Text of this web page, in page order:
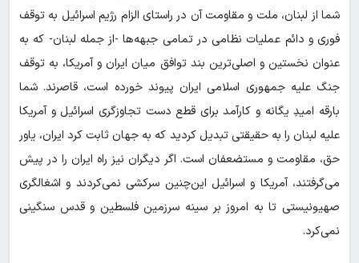
شما از لبنان، ملت و مقاومت آن در راستای الزام رژیم اسرائیل به توقف
فوری و دائم عملیات نظامی در تمامی جبهه‌ها -از جمله لبنان- که به
عنوان نخستین و اصلی‌ترین بند توافق میان ایران و آمریکا، به توقف
جنگ علیه جمهوری اسلامی ایران پیوند خورده است، قاصرند. شما
بارقه امیدِ یگانه و کارآمد برای قطع دست تجاوزگری اسرائیل و آمریکا
علیه لبنان را به حقیقتی تبدیل کردید که به جهان ثابت کرد ایران، یاور
حق، مقاومت و مستضعفان است. اگر دیگران نیز راه ایران را در پیش
می‌گرفتند، آمریکا و اسرائیل این‌چنین سرکشی نمی‌کردند و اشغالگری
صهیونیستی تا به امروز بر سینه سرزمین فلسطین و قدس سنگینی
نمی‌کرد.